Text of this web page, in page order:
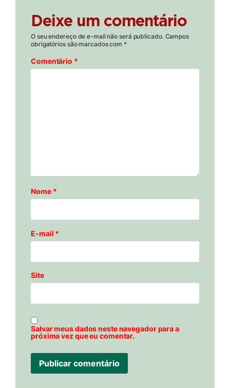
Deixe um comentário
O seu endereço de e-mail não será publicado. Campos
obrigatórios são marcados com *
Comentário *
Nome *
E-mail *
Site
Salvar meus dados neste navegador para a
próxima vez que eu comentar.